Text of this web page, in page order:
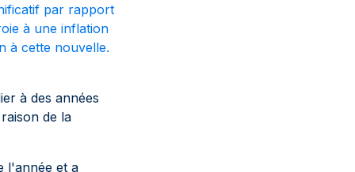
par rapport
à une inflation
à cette nouvelle.
à des années
de la
l'année et a